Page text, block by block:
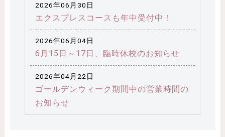
2026年06月30日
エクスプレスコースも年中受付中！
2026年06月04日
6月15日～17日、臨時休校のお知らせ
2026年04月22日
ゴールデンウィーク期間中の営業時間の
お知らせ